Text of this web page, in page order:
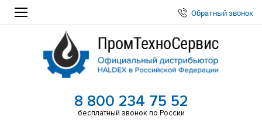
Обратный звонок
8 800 234 75 52
бесплатный звонок по России